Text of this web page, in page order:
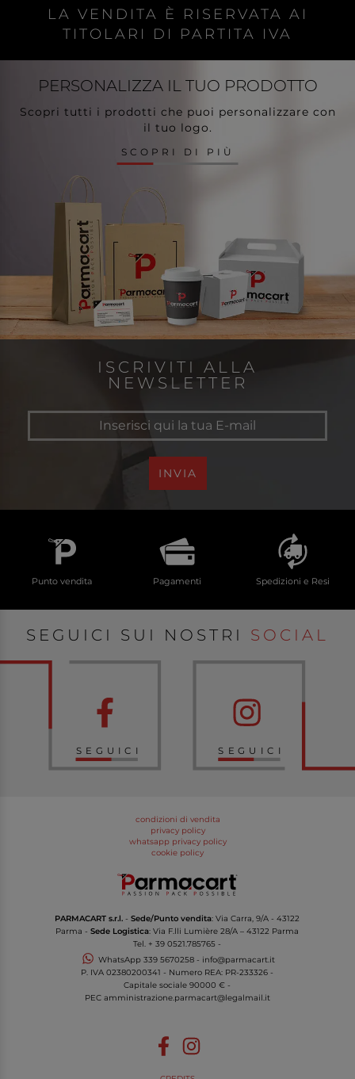
LA VENDITA È RISERVATA AI
TITOLARI DI PARTITA IVA
PERSONALIZZA IL TUO PRODOTTO
Scopri tutti i prodotti che puoi personalizzare con
il tuo logo.
SCOPRI DI PIÙ
ISCRIVITI ALLA
NEWSLETTER
INVIA
Punto vendita Pagamenti Spedizioni e Resi
SEGUICI SUI NOSTRI SOCIAL
SEGUICI SEGUICI
condizioni di vendita
privacy policy
whatsapp privacy policy
cookie policy
PARMACART s.r.l. -Sede/Punto vendita: Via Carra, 9/A - 43122
Parma -Sede Logistica: Via F.lli Lumière 28/A – 43122 Parma
Tel. + 39 0521.785765 -
WhatsApp 339 5670258- info@parmacart.it
P. IVA02380200341 - Numero REA: PR-233326 -
Capitale sociale 90000 € -
PEC amministrazione.parmacart@legalmail.it